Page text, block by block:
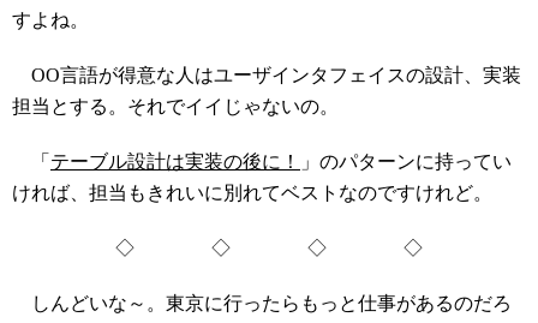
すよね。
OO言語が得意な人はユーザインタフェイスの設計、実装
担当とする。それでイイじゃないの。
「 テーブル設計は実装の後に！
」のパターンに持ってい
ければ、担当もきれいに別れてベストなのですけれど。
◇ ◇ ◇ ◇
しんどいな～。東京に行ったらもっと仕事があるのだろ